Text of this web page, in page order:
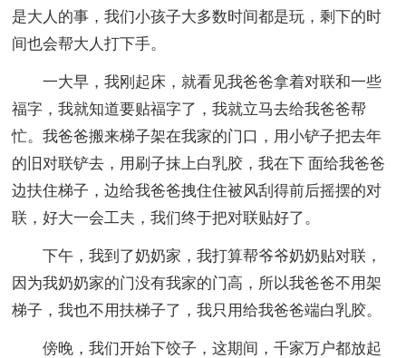
是大人的事，我们小孩子大多数时间都是玩，剩下的时
间也会帮大人打下手。
一大早，我刚起床，就看见我爸爸拿着对联和一些
福字，我就知道要贴福字了，我就立马去给我爸爸帮
忙。我爸爸搬来梯子架在我家的门口，用小铲子把去年
的旧对联铲去，用刷子抹上白乳胶，我在下 面给我爸爸
边扶住梯子，边给我爸爸拽住住被风刮得前后摇摆的对
联，好大一会工夫，我们终于把对联贴好了。
下午，我到了奶奶家，我打算帮爷爷奶奶贴对联，
因为我奶奶家的门没有我家的门高，所以我爸爸不用架
梯子，我也不用扶梯子了，我只用给我爸爸端白乳胶。
傍晚，我们开始下饺子，这期间，千家万户都放起